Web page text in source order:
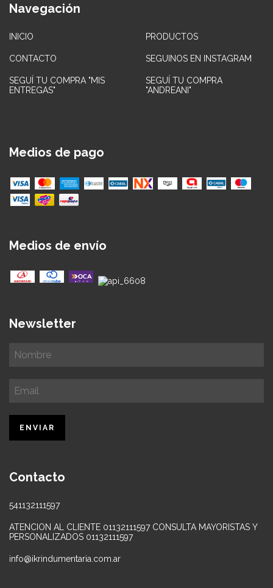
Navegación
INICIO PRODUCTOS
CONTACTO SEGUINOS EN INSTAGRAM
SEGUÍ TU COMPRA "MIS
ENTREGAS"
SEGUÍ TU COMPRA
"ANDREANI"
Medios de pago
Medios de envío
Newsletter
Contacto
541132111597
ATENCION AL CLIENTE 01132111597 CONSULTA MAYORISTAS Y
PERSONALIZADOS 01132111597
info@ikrindumentaria.com.ar